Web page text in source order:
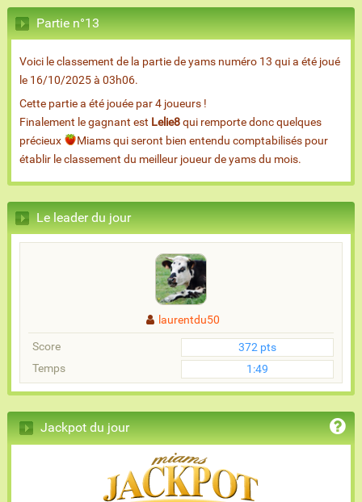
Partie n°13
Voici le classement de la partie de yams numéro 13 qui a été joué
le 16/10/2025 à 03h06.
Cette partie a été jouée par 4 joueurs !
Finalement le gagnant est Lelie8qui remporte donc quelques
précieux
Miams qui seront bien entendu comptabilisés pour
établir le classement du meilleur joueur de yams du mois.
Le leader du jour
laurentdu50
Score
372 pts
Temps
1:49
Jackpot du jour